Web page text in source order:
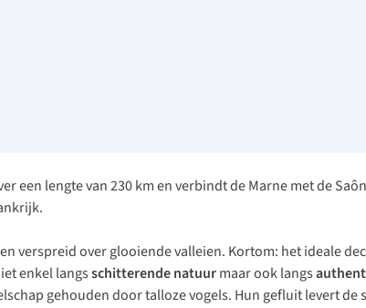
een lengte van 230 km en verbindt de Marne met de
verspreid over glooiende valleien. Kortom: het ideale
enkel langsschitterende natuurmaar ook langs
gehouden door talloze vogels. Hun gefluit levert